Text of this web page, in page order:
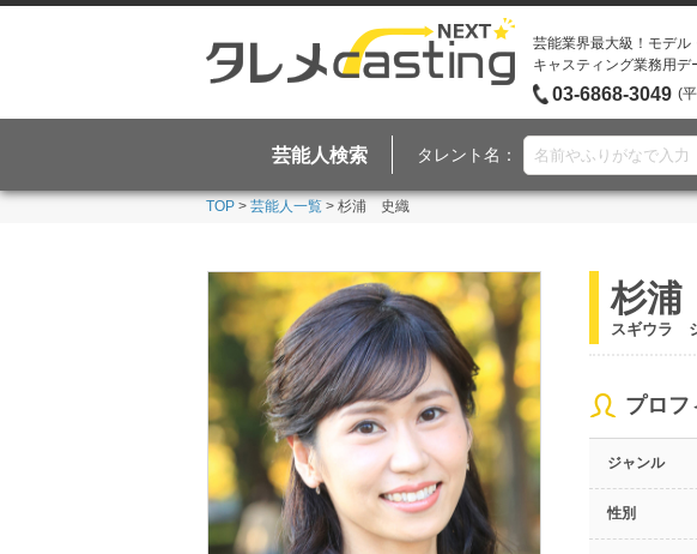
芸能業界最大級！モデル
キャスティング業務用デ
03-6868-3049 (
芸能人検索 タレント名：
TOP > 芸能人一覧 > 杉浦 史織
杉
スギウラ
プロフ
ジャンル
性別